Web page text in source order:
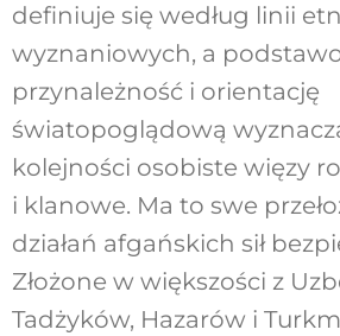
definiuje się według linii
wyznaniowych, a
przynależność i orientację
światopoglądową
kolejności osobiste więzy
i klanowe. Ma to swe
działań afgańskich sił
Złożone w większości z
Tadżyków, Hazarów i